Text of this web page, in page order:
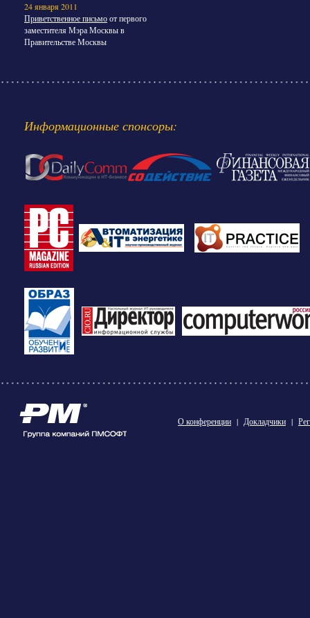
24 января 2011
Приветственное письмоот первого
заместителя Мэра Москвы в
Правительстве Москвы
Информационные спонсоры:
О конференции | Докладчики |